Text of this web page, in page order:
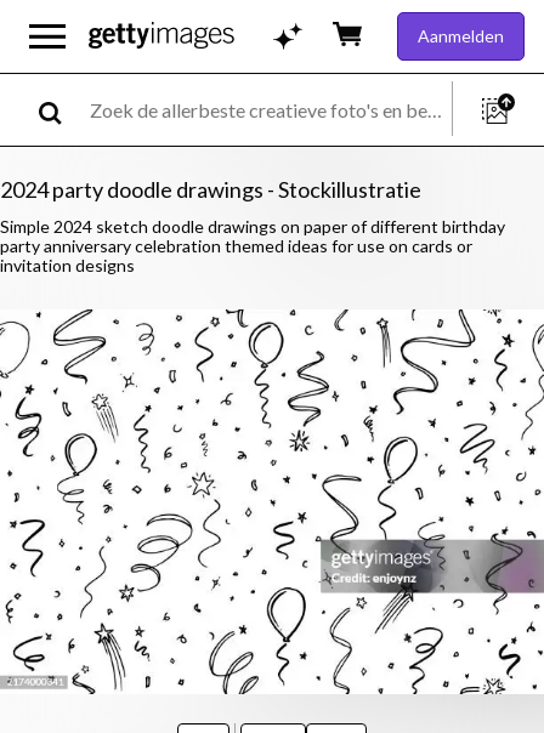
Aanmelden
2024 party doodle drawings - Stockillustratie
Simple 2024 sketch doodle drawings on paper of different birthday
party anniversary celebration themed ideas for use on cards or
invitation designs